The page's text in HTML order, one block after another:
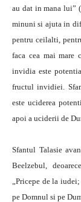
au dat in mana lui”
minuni si ajuta in
pentru ceilalti,
faca cea mai mare
invidia este
fructul invidiei.
este uciderea
apoi a uciderii de
Sfantul Talasie
Beelzebul,
„Pricepe de la
pe Domnul si pe